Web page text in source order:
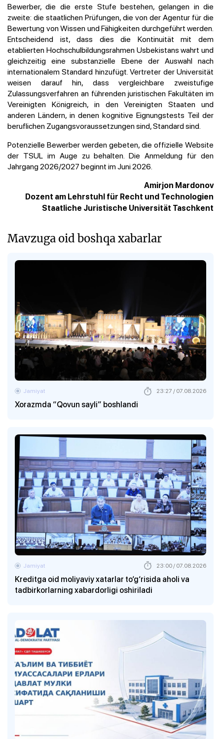
Bewerber, die die erste Stufe bestehen, gelangen in die
zweite: die staatlichen Prüfungen, die von der Agentur für die
Bewertung von Wissen und Fähigkeiten durchgeführt werden.
Entscheidend ist, dass dies die Kontinuität mit dem
etablierten Hochschulbildungsrahmen Usbekistans wahrt und
gleichzeitig eine substanzielle Ebene der Auswahl nach
internationalem Standard hinzufügt. Vertreter der Universität
weisen darauf hin, dass vergleichbare zweistufige
Zulassungsverfahren an führenden juristischen Fakultäten im
Vereinigten Königreich, in den Vereinigten Staaten und
anderen Ländern, in denen kognitive Eignungstests Teil der
beruflichen Zugangsvoraussetzungen sind, Standard sind.
Potenzielle Bewerber werden gebeten, die offizielle Website
der TSUL im Auge zu behalten. Die Anmeldung für den
Jahrgang 2026/2027 beginnt im Juni 2026.
Amirjon Mardonov
Dozent am Lehrstuhl für Recht und Technologien
Staatliche Juristische Universität Taschkent
Mavzuga oid boshqa xabarlar
Xorazmda “Qovun sayli” boshlandi
Jamiyat 23:27 / 07.08.2026
Kreditga oid moliyaviy xatarlar to‘g‘risida aholi va
tadbirkorlarning xabardorligi oshiriladi
Jamiyat 23:00 / 07.08.2026